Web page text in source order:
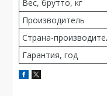
Вес, брутто, кг
Производитель
Страна-
Гарантия, год